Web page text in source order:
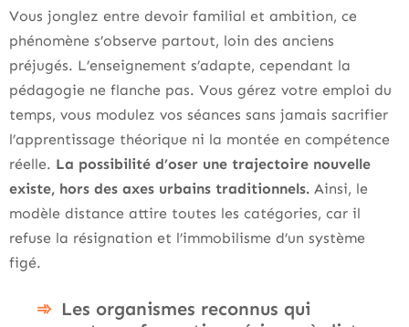
Vous jonglez entre devoir familial et ambition, ce
phénomène s’observe partout, loin des anciens
préjugés. L’enseignement s’adapte, cependant la
pédagogie ne flanche pas. Vous gérez votre emploi du
temps, vous modulez vos séances sans jamais sacrifier
l’apprentissage théorique ni la montée en compétence
réelle. La possibilité d’oser une trajectoire nouvelle
existe, hors des axes urbains traditionnels. Ainsi, le
modèle distance attire toutes les catégories, car il
refuse la résignation et l’immobilisme d’un système
figé.
Les organismes reconnus qui